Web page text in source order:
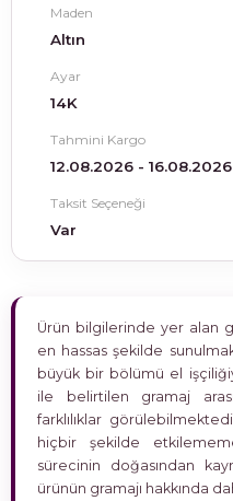
Maden
Altın
Ayar
14K
Tahmini Kargo
12.08.2026 - 16.08.2026
Taksit Seçeneği
Var
Ürün bilgilerinde yer alan
en hassas şekilde
büyük bir bölümü el
ile belirtilen gramaj
farklılıklar
hiçbir şekilde
sürecinin doğasından
ürünün gramajı hakkında